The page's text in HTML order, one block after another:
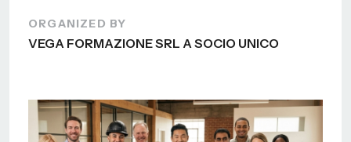
ORGANIZED BY
VEGA FORMAZIONE SRL A SOCIO UNICO